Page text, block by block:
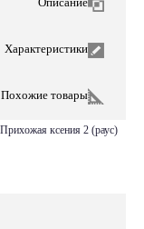
Характеристики
Похожие товары
прихожая ксения 2 (раус)